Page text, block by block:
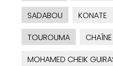
SADABOU
KONATE
TOUROUMA
MOHAMED CHEIK